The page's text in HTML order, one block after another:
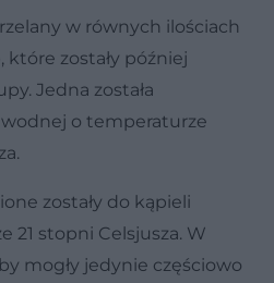
w równych ilościach
zostały później
Jedna została
o temperaturze
zostały do kąpieli
21 stopni Celsjusza. W
mogły jedynie częściowo